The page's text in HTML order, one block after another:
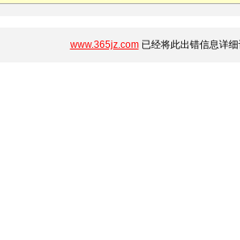
www.365jz.com已经将此出错信息详细